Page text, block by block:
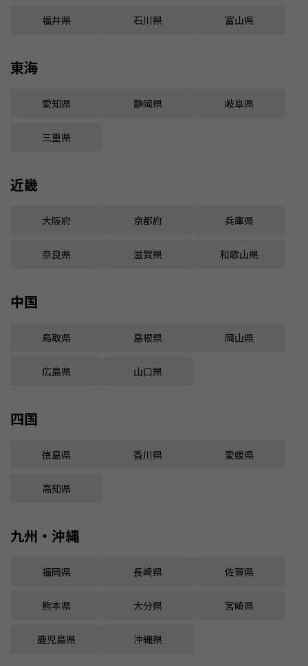
福井県 石川県 富山県
東海
愛知県 静岡県 岐阜県
三重県
近畿
大阪府 京都府 兵庫県
奈良県 滋賀県 和歌山県
中国
鳥取県 島根県 岡山県
広島県 山口県
四国
徳島県 香川県 愛媛県
高知県
九州・沖縄
福岡県 長崎県 佐賀県
熊本県 大分県 宮崎県
鹿児島県 沖縄県